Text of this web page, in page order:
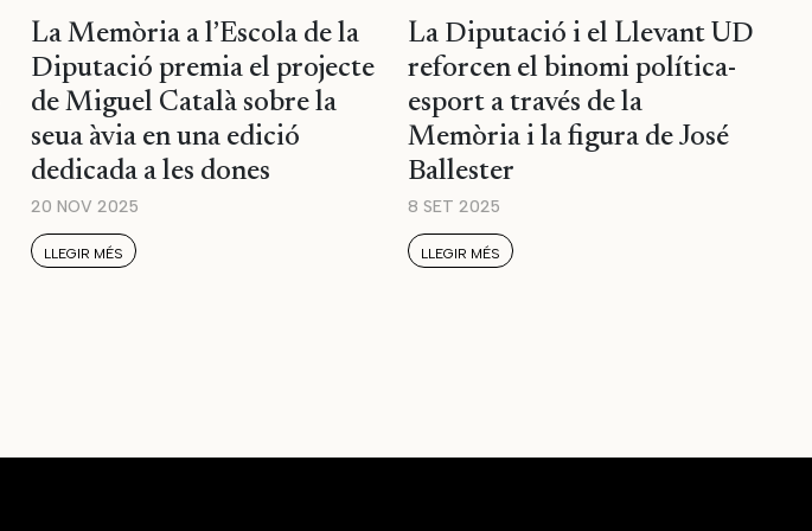
La Memòria a l’Escola de la
Diputació premia el projecte
de Miguel Català sobre la
seua àvia en una edició
dedicada a les dones
20 NOV 2025
LLEGIR MÉS
La Diputació i el Llevant UD
reforcen el binomi política-
esport a través de la
Memòria i la figura de José
Ballester
8 SET 2025
LLEGIR MÉS